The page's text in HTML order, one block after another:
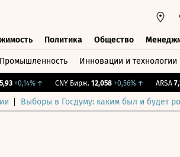
Политика Общество
Промышленность Инновации и технологии
+0,14%↑ CNY Бирж. 12,058 +0,56%↑ ARSA
Выборы в Госдуму: каким был и будет